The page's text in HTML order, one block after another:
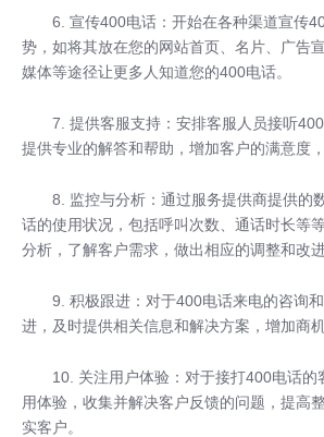
6. 宣传400电话：开始在各种渠道宣传
势，如将其放在您的网站首页、名片、广告
媒体等途径让更多人知道您的400电话。
7. 提供客服支持：安排客服人员接听
提供专业的解答和帮助，增加客户的满意度
8. 监控与分析：通过服务提供商提供的
话的使用状况，包括呼叫次数、通话时长等
分析，了解客户需求，做出相应的调整和改进
9. 积极跟进：对于400电话来电的咨询
进，及时提供相关信息和解决方案，增加商机
10. 关注用户体验：对于接打400电话的
用体验，收集并解决客户反馈的问题，提高
实客户。